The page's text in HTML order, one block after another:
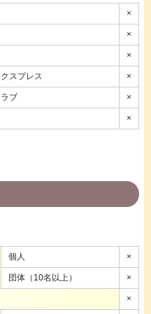
×
×
×
スプレス ×
ブ ×
×
個人 ×
団体（10名以上） ×
×